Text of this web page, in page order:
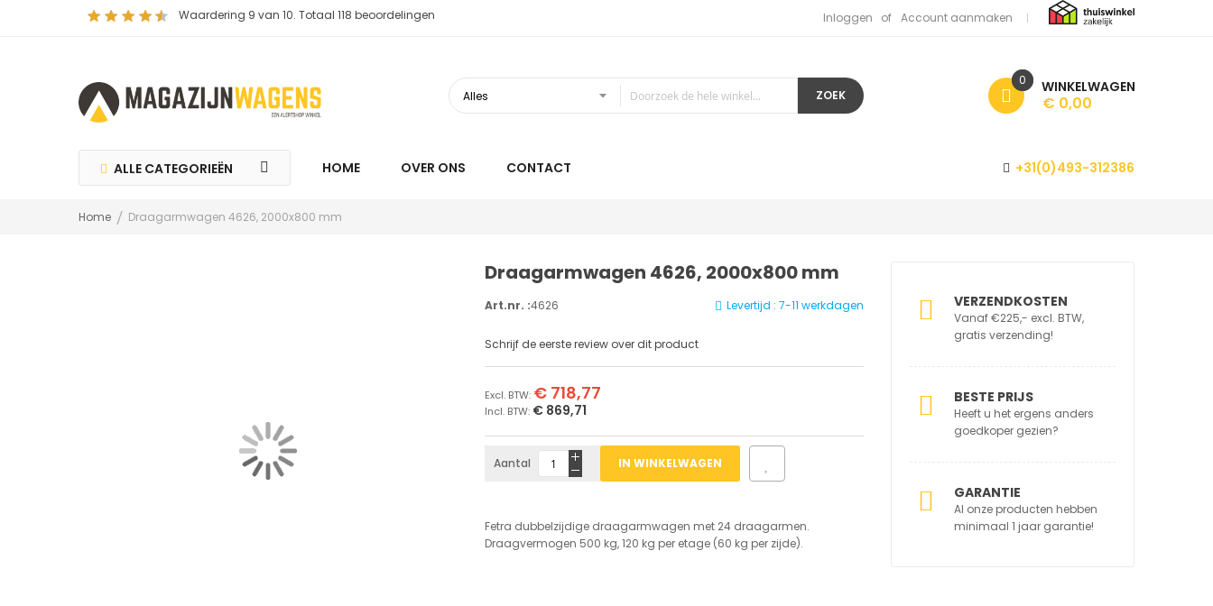
Waardering 9 van 10. Totaal 118 beoordelingen Inloggen Account aanmaken
ZOEK WINKELWAGEN
0
€ 0,00
ALLE CATEGORIEËN HOME OVER ONS CONTACT +31(0)493-312386
Home Draagarmwagen 4626, 2000x800 mm
Draagarmwagen 4626, 2000x800 mm
Levertijd : 7-11 werkdagen
Art.nr. :4626
Schrijf de eerste review over dit product
€ 869,71
€ 718,77
Aantal IN WINKELWAGEN
Fetra dubbelzijdige draagarmwagen met 24 draagarmen.
Draagvermogen 500 kg, 120 kg per etage (60 kg per zijde).
VERZENDKOSTEN
Vanaf €225,- excl. BTW,
gratis verzending!
BESTE PRIJS
Heeft u het ergens anders
goedkoper gezien?
GARANTIE
Al onze producten hebben
minimaal 1 jaar garantie!